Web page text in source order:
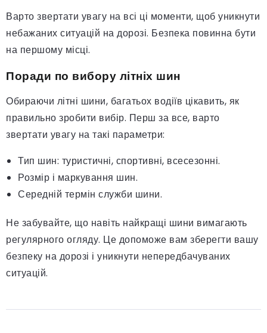
Варто звертати увагу на всі ці моменти, щоб уникнути
небажаних ситуацій на дорозі. Безпека повинна бути
на першому місці.
Поради по вибору літніх шин
Обираючи літні шини, багатьох водіїв цікавить, як
правильно зробити вибір. Перш за все, варто
звертати увагу на такі параметри:
Тип шин: туристичні, спортивні, всесезонні.
Розмір і маркування шин.
Середній термін служби шини.
Не забувайте, що навіть найкращі шини вимагають
регулярного огляду. Це допоможе вам зберегти вашу
безпеку на дорозі і уникнути непередбачуваних
ситуацій.